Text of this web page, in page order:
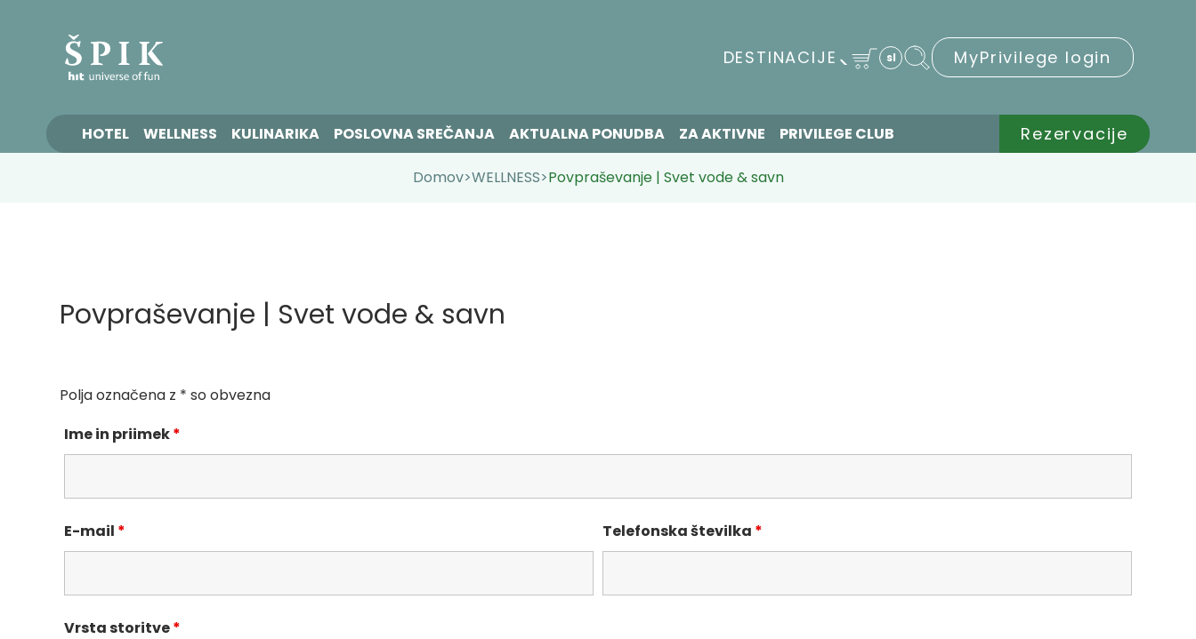
DESTINACIJE sl MyPrivilege login
HOTEL WELLNESS KULINARIKA POSLOVNA SREČANJA AKTUALNA PONUDBA ZA AKTIVNE PRIVILEGE CLUB Rezervacije
Domov>WELLNESS>Povpraševanje | Svet vode & savn
Povpraševanje | Svet vode & savn
Polja označena z * so obvezna
Ime in priimek*
E-mail * Telefonska številka *
Vrsta storitve*